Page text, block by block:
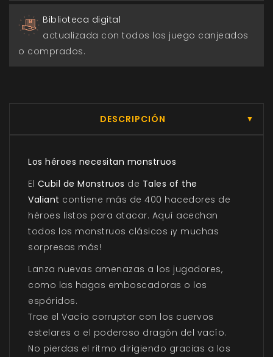
Biblioteca digital
actualizada con todos los juego canjeados
o comprados.
DESCRIPCIÓN ▼
Los héroes necesitan monstruos
El Cubil de Monstruos de Tales of the
Valiant contiene más de 400 hacedores de
héroes listos para atacar. Aquí acechan
todos los monstruos clásicos ¡y muchas
sorpresas más!
Lanza nuevas amenazas a los jugadores,
como las hagas emboscadoras o los
espóridos.
Trae el Vacío corruptor con los cuervos
estelares o el poderoso dragón del vacío.
No pierdas el ritmo dirigiendo gracias a los